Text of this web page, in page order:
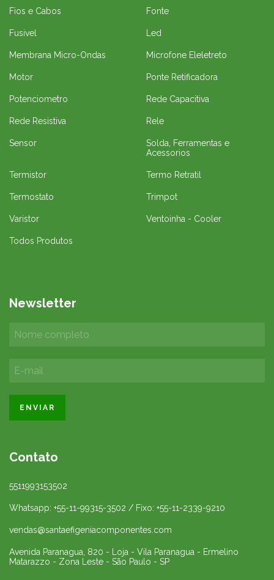
Fios e Cabos Fonte
Fusivel Led
Membrana Micro-Ondas Microfone Eleletreto
Motor Ponte Retificadora
Potenciometro Rede Capacitiva
Rede Resistiva Rele
Sensor
Solda, Ferramentas e
Acessorios
Termistor Termo Retratil
Termostato Trimpot
Varistor Ventoinha - Cooler
Todos Produtos
Newsletter
Contato
5511993153502
Whatsapp: +55-11-99315-3502 / Fixo: +55-11-2339-9210
vendas@santaefigeniacomponentes.com
Avenida Paranagua, 820 - Loja - Vila Paranagua - Ermelino
Matarazzo - Zona Leste - São Paulo - SP